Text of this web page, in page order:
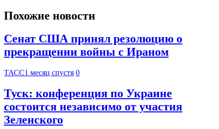
Похожие новости
Сенат США принял резолюцию о
прекращении войны с Ираном
ТАСС1 месяц спустя 0
Туск: конференция по Украине
состоится независимо от участия
Зеленского